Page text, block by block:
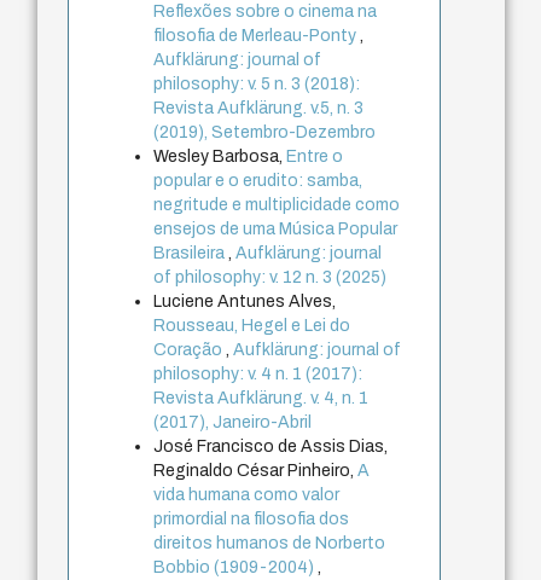
Reflexões sobre o cinema na
filosofia de Merleau-Ponty
Aufklärung: journal of
philosophy: v. 5 n. 3 (2018):
Revista Aufklärung. v.5, n. 3
(2019), Setembro-Dezembro
Wesley Barbosa,Entre o
popular e o erudito: samba,
negritude e multiplicidade como
ensejos de uma Música Popular
Brasileira ,Aufklärung: journal
of philosophy: v. 12 n. 3 (2025)
Luciene Antunes Alves,
Rousseau, Hegel e Lei do
Coração
,Aufklärung: journal of
philosophy: v. 4 n. 1 (2017):
Revista Aufklärung. v. 4, n. 1
(2017), Janeiro-Abril
José Francisco de Assis Dias,
Reginaldo César Pinheiro,A
vida humana como valor
primordial na filosofia dos
direitos humanos de Norberto
Bobbio (1909-2004)